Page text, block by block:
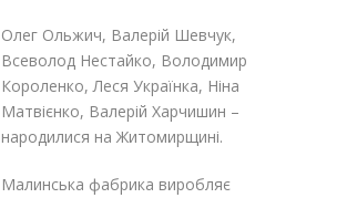
Олег Ольжич, Валерій Шевчук,
Всеволод Нестайко, Володимир
Короленко, Леся Українка, Ніна
Матвієнко, Валерій Харчишин –
народилися на Житомирщині.
Малинська фабрика виробляє